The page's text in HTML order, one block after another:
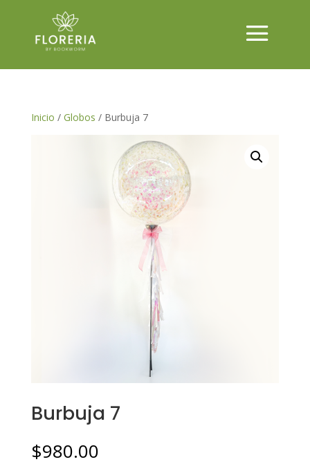
Inicio / Globos / Burbuja 7
Burbuja 7
$980.00